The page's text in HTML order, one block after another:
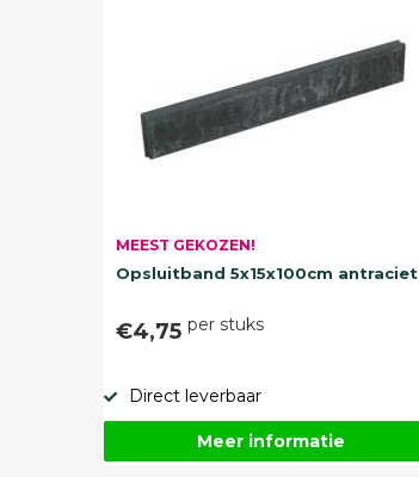
MEEST GEKOZEN!
Opsluitband 5x15x100cm antraciet
€4,75 per stuks
Direct leverbaar
Meer informatie